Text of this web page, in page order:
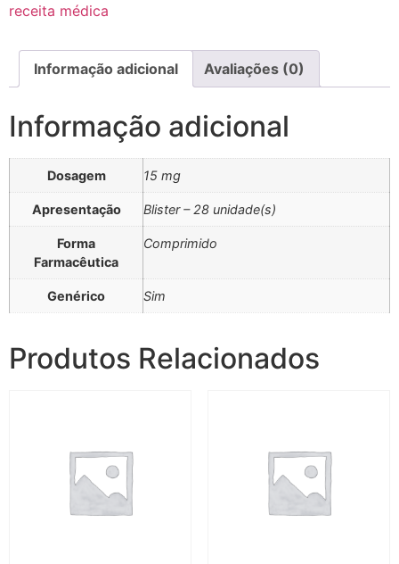
receita médica
Informação adicional Avaliações (0)
Informação adicional
Dosagem 15 mg
Apresentação Blister – 28 unidade(s)
Forma
Farmacêutica
Comprimido
Genérico Sim
Produtos Relacionados